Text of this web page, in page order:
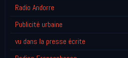
Radio Andorre
Publicité urbaine
vu dans la presse écrite